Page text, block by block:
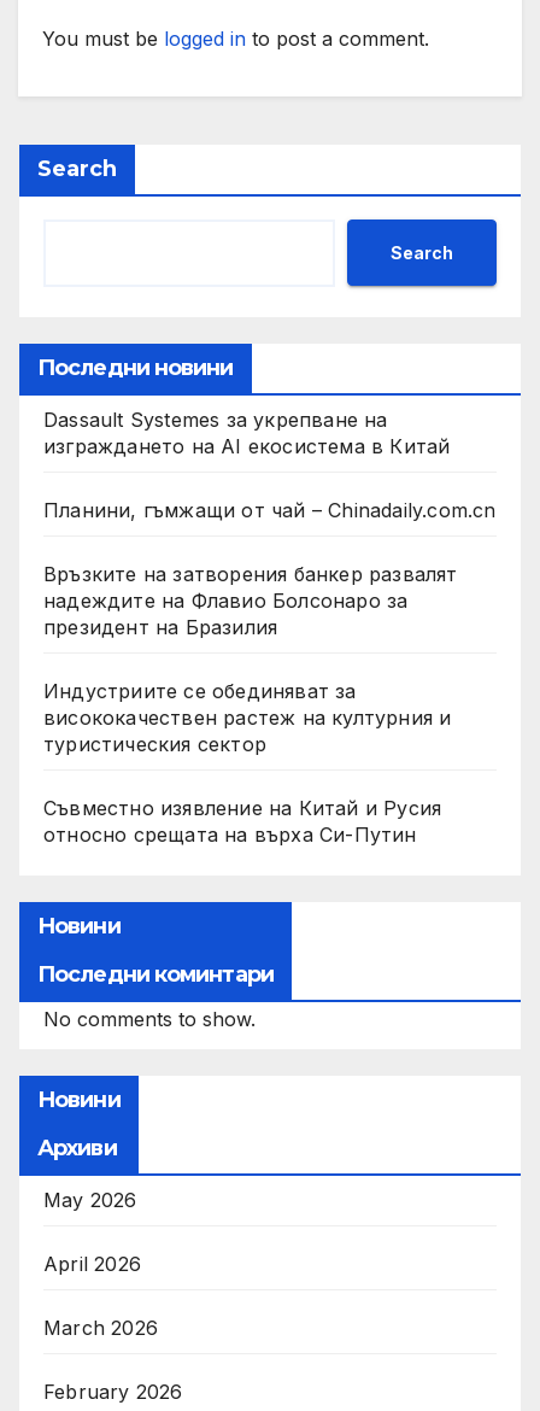
You must be logged in to post a comment.
Search
Search
Последни новини
Dassault Systemes за укрепване на
изграждането на AI екосистема в Китай
Планини, гъмжащи от чай – Chinadaily.com.cn
Връзките на затворения банкер развалят
надеждите на Флавио Болсонаро за
президент на Бразилия
Индустриите се обединяват за
висококачествен растеж на културния и
туристическия сектор
Съвместно изявление на Китай и Русия
относно срещата на върха Си-Путин
Новини
Последни коминтари
No comments to show.
Новини
Архиви
May 2026
April 2026
March 2026
February 2026